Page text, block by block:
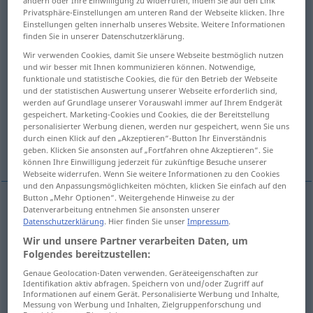
Übersicht aller Übersetzungen
(Für mehr Details die Übersetzung anklicken/antippen)
gütig, huldvoll günstig, wohltuend
mild, zuträglich gutartig, gelind, leicht
leicht verträglich
gütig, huldvoll benign
günstig,wohltuend benign favourable FIG
Privatsphäre-Einstellungen am unteren Rand der Webseite klicken. Ihre
Einstellungen gelten innerhalb unseres Website. Weitere Informationen
finden Sie in unserer Datenschutzerklärung.
Wir verwenden Cookies, damit Sie unsere Webseite bestmöglich nutzen
und wir besser mit Ihnen kommunizieren können. Notwendige,
funktionale und statistische Cookies, die für den Betrieb der Webseite
und der statistischen Auswertung unserer Webseite erforderlich sind,
werden auf Grundlage unserer Vorauswahl immer auf Ihrem Endgerät
gespeichert. Marketing-Cookies und Cookies, die der Bereitstellung
personalisierter Werbung dienen, werden nur gespeichert, wenn Sie uns
durch einen Klick auf den „Akzeptieren“-Button Ihr Einverständnis
geben. Klicken Sie ansonsten auf „Fortfahren ohne Akzeptieren“. Sie
können Ihre Einwilligung jederzeit für zukünftige Besuche unserer
Webseite widerrufen. Wenn Sie weitere Informationen zu den Cookies
und den Anpassungsmöglichkeiten möchten, klicken Sie einfach auf den
Button „Mehr Optionen“. Weitergehende Hinweise zu der
Datenverarbeitung entnehmen Sie ansonsten unserer
Datenschutzerklärung. Hier finden Sie unserImpressum.
Wir und unsere Partner verarbeiten Daten, um
Folgendes bereitzustellen:
Genaue Geolocation-Daten verwenden. Geräteeigenschaften zur
Identifikation aktiv abfragen. Speichern von und/oder Zugriff auf
Informationen auf einem Gerät. Personalisierte Werbung und Inhalte,
Messung von Werbung und Inhalten, Zielgruppenforschung und